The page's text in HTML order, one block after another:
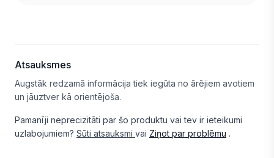
Atsauksmes
Augstāk redzamā informācija tiek iegūta no ārējiem avotiem
un jāuztver kā orientējoša.
Pamanīji neprecizitāti par šo produktu vai tev ir ieteikumi
uzlabojumiem? Sūti atsauksmi vai Ziņot par problēmu .